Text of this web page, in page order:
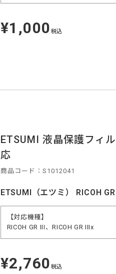
定
価
¥1,000 税込
ETSUMI 液晶保護フィ
応
商品コード：S1012041
ETSUMI（エツミ） RICOH
【対応機種】
RICOH GR III、RICOH GR IIIx
定
価
¥2,760 税込